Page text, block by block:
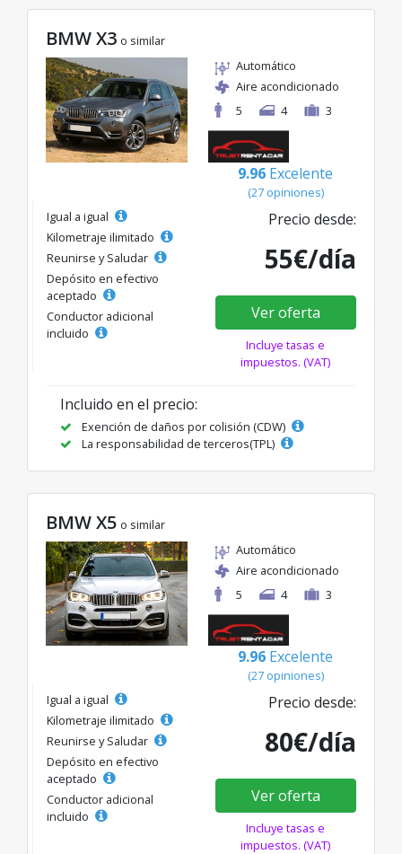
BMW X3 o similar
Automático
Aire acondicionado
5
4 3
9.96 Excelente
(27 opiniones)
Igual a igual
Kilometraje ilimitado
Reunirse y Saludar
Depósito en efectivo
aceptado
Conductor adicional
incluido
Precio desde:
55€/día
Ver oferta
Incluye tasas e
impuestos. (VAT)
Incluido en el precio:
Exención de daños por colisión (CDW)
La responsabilidad de terceros(TPL)
BMW X5 o similar
Automático
Aire acondicionado
5
4 3
9.96 Excelente
(27 opiniones)
Igual a igual
Kilometraje ilimitado
Reunirse y Saludar
Depósito en efectivo
aceptado
Conductor adicional
incluido
Precio desde:
80€/día
Ver oferta
Incluye tasas e
impuestos. (VAT)